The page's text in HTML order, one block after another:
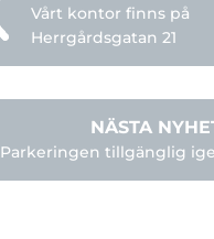
Vårt kontor finns på
Herrgårdsgatan 21
Parkeringen tillgänglig